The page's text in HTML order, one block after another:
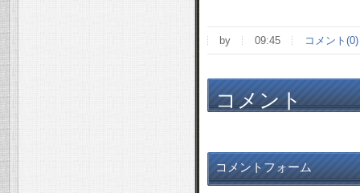
by 09:45 コメント(0)
コメント
コメントフォーム